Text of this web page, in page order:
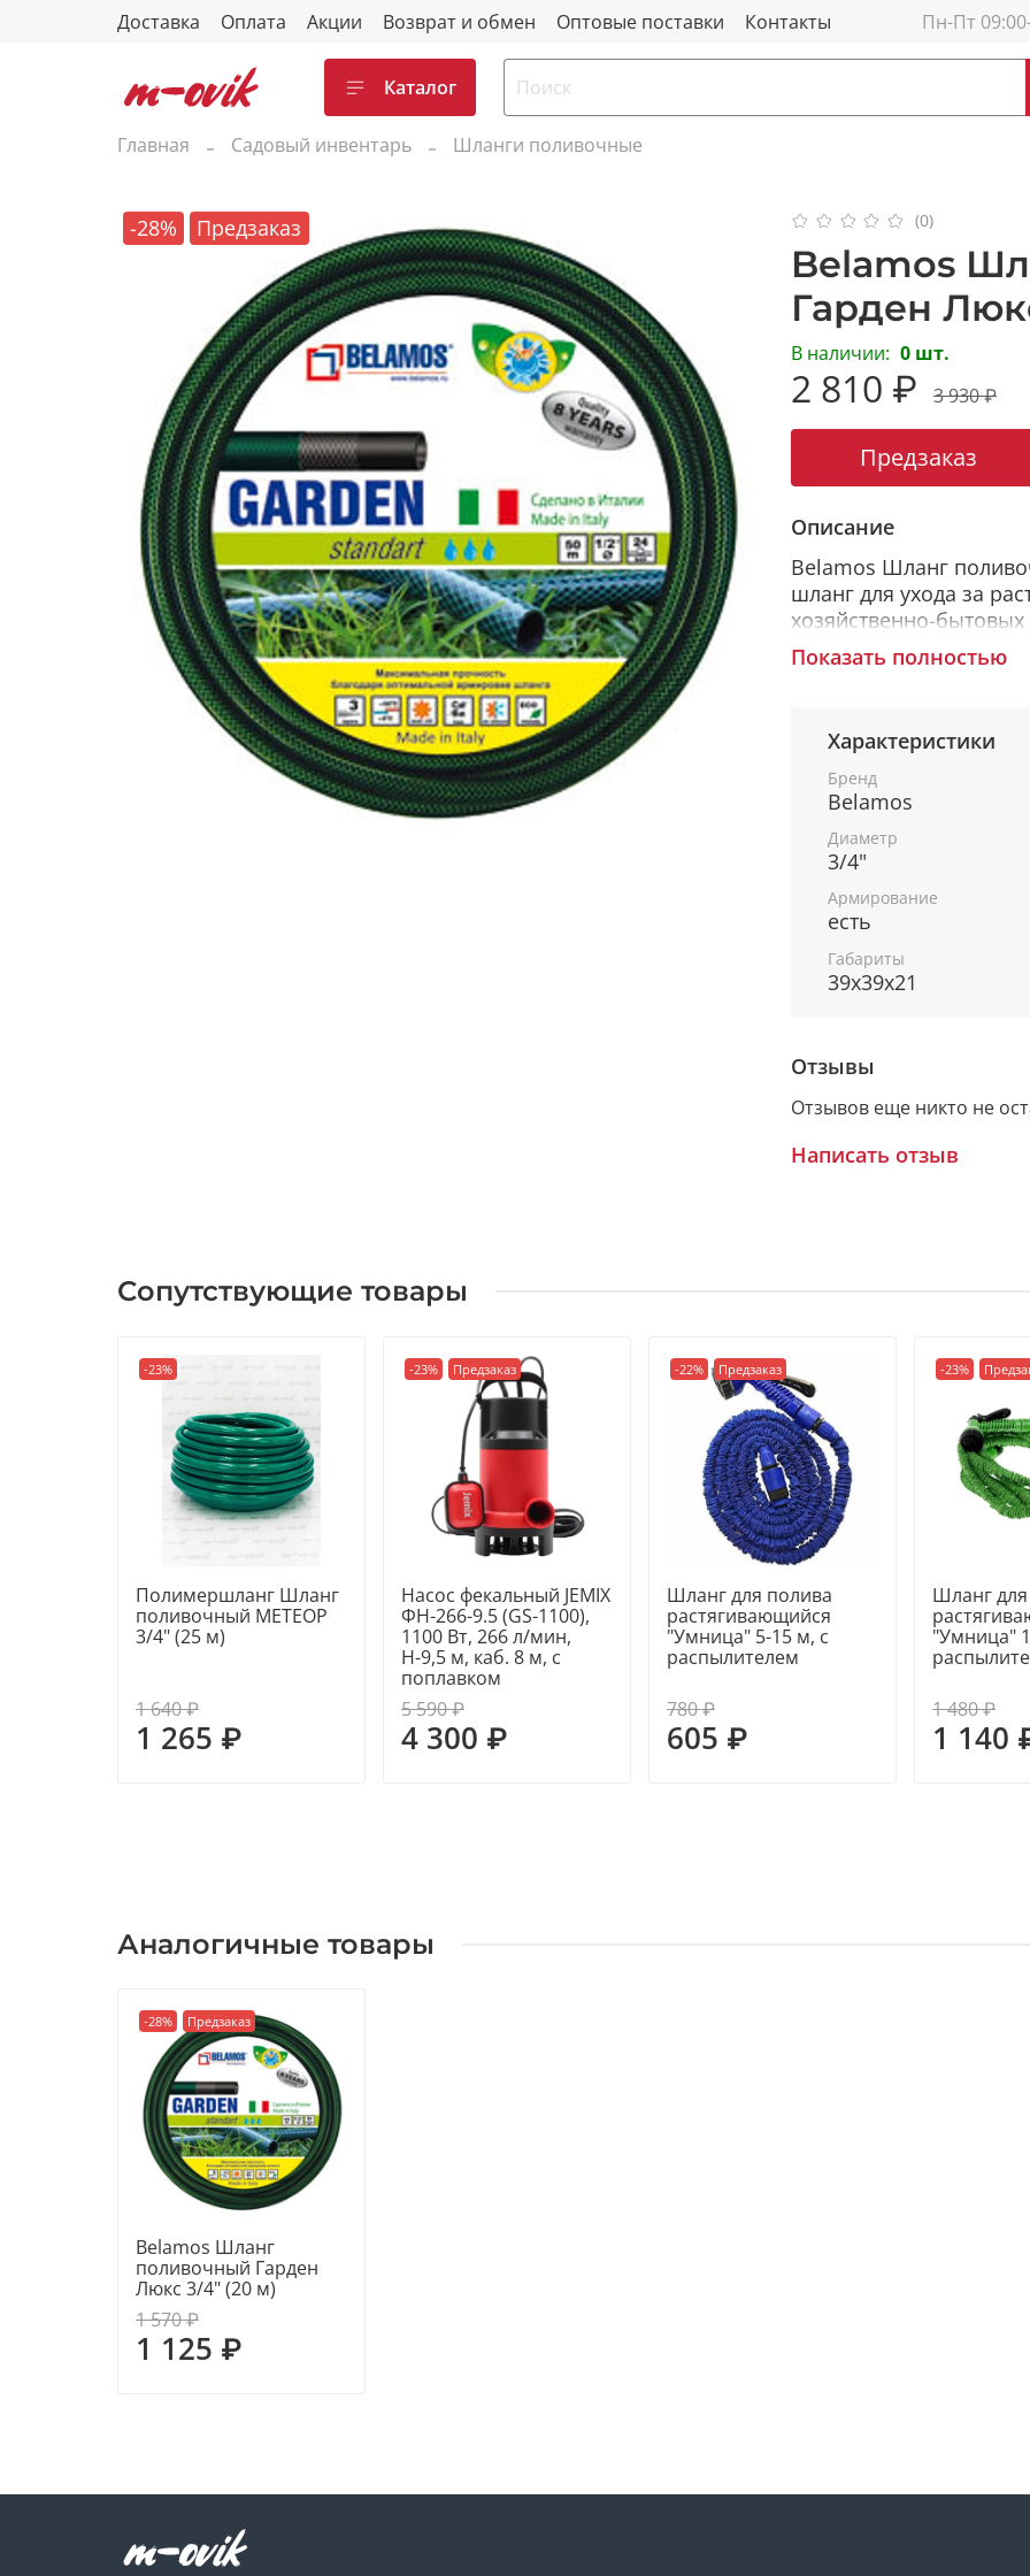
Доставка Оплата Акции Возврат и обмен Оптовые поставки Контакты Пн-Пт
Каталог
Главная Садовый инвентарь Шланги поливочные
-28% Предзаказ (0)
Belamos
Гарден
В наличии: 0 шт.
2 810 ₽ 3 930 ₽
Предзаказ
Описание
Belamos Шланг
шланг для ухода за
хозяйственно-
организацией
ОСОБЕННОСТИ
• Трехслойное
изломов, линейных
• Диапазон
• Экологически
барий при
• Не подвержен
Показать полностью
Характеристики
Бренд
Belamos
Диаметр
3/4"
Армирование
есть
Габариты
39x39x21
Отзывы
Отзывов еще никто не
Написать отзыв
Сопутствующие товары
-23%
Полимершланг Шланг
поливочный МЕТЕОР
3/4" (25 м)
1 640 ₽
1 265 ₽
-23% Предзаказ
Насос фекальный JEMIX
ФН-266-9.5 (GS-1100),
1100 Вт, 266 л/мин,
Н-9,5 м, каб. 8 м, с
поплавком
5 590 ₽
4 300 ₽
-22% Предзаказ
Шланг для полива
растягивающийся
"Умница" 5-15 м, с
распылителем
780 ₽
605 ₽
-23%
Шланг
"Умница"
1 480 ₽
1 140
Аналогичные товары
-28% Предзаказ
Belamos Шланг
поливочный Гарден
Люкс 3/4" (20 м)
1 570 ₽
1 125 ₽